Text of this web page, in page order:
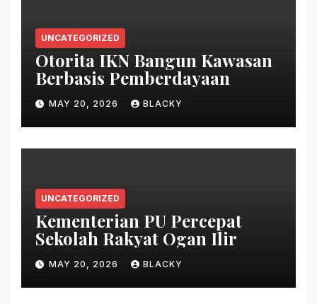
UNCATEGORIZED
Otorita IKN Bangun Kawasan
Berbasis Pemberdayaan
MAY 20, 2026 BLACKY
UNCATEGORIZED
Kementerian PU Percepat
Sekolah Rakyat Ogan Ilir
MAY 20, 2026 BLACKY